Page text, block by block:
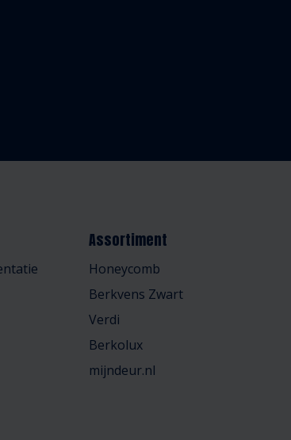
Assortiment
Honeycomb
Berkvens Zwart
Verdi
Berkolux
mijndeur.nl